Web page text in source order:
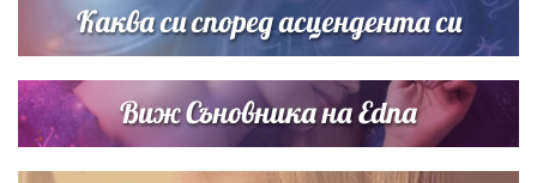
Каква си според асцендента си
Виж Съновника на Edna